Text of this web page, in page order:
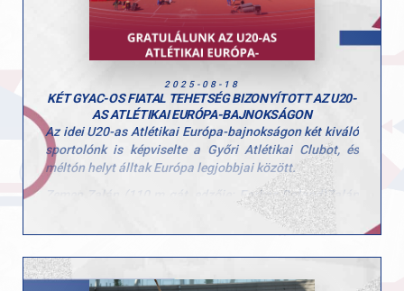
kapok, amit sosem felejtek el” – mondja, hozzátéve,
hogy a legfontosabb célja a saját egyéni csúcsának
megdöntése és a lehető legjobb helyezés
2025-08-18
KÉT GYAC-OS FIATAL TEHETSÉG BIZONYÍTOTT AZ U20-
AS ATLÉTIKAI EURÓPA-BAJNOKSÁGON
Az idei U20-as Atlétikai Európa-bajnokságon két kiváló
sportolónk is képviselte a Győri Atlétikai Clubot, és
méltón helyt álltak Európa legjobbjai között.
Zemen Zalán (110 m gát, edzője: Farkas Roland)Zalán
a selejtezőből helyezéssel jutott tovább, összesítésben
a 10. helyen került be a középfutamba. Ott remek rajtot
összesítésben a 23. helyen zárt. A 110 m gát technikás,
hibalehetőségekkel teli szám, és Zalán hatalmas